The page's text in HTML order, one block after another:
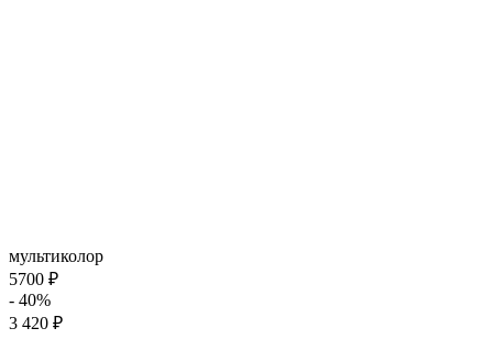
мультиколор
5700 ₽
- 40%
3 420 ₽